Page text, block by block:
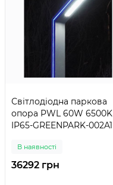
Світлодіодна паркова
опора PWL 60W 6500K
IP65-GREENPARK-002A1
В наявності
36292 грн